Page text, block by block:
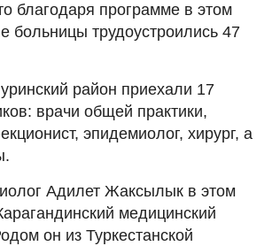
благодаря программе в этом
больницы трудоустроились 47
район приехали 17
врачи общей практики,
эпидемиолог, хирург, а
Адилет Жаксылык в этом
медицинский
он из Туркестанской